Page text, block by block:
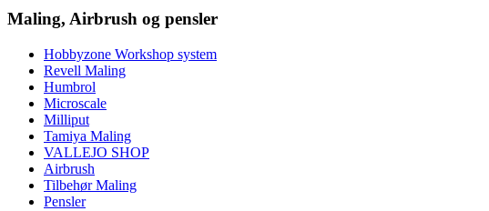
Maling, Airbrush og pensler
Hobbyzone Workshop system
Revell Maling
Humbrol
Microscale
Milliput
Tamiya Maling
VALLEJO SHOP
Airbrush
Tilbehør Maling
Pensler